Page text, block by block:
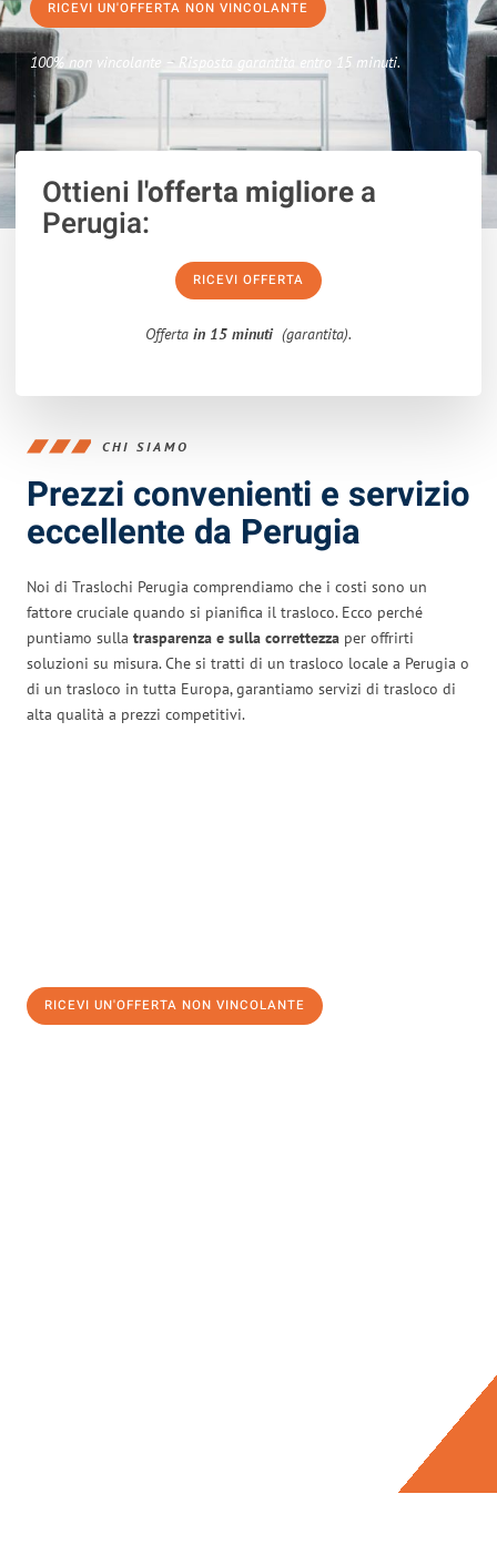
RICEVI UN'OFFERTA NON VINCOLANTE
100% non vincolante – Risposta garantita entro 15 minuti.
Ottieni l'offerta migliorea
Perugia:
RICEVI OFFERTA
Offerta in 15 minuti (garantita).
CHI SIAMO
Prezzi convenienti e servizio
eccellente da Perugia
Noi di Traslochi Perugia comprendiamo che i costi sono un
fattore cruciale quando si pianifica il trasloco. Ecco perché
puntiamo sulla trasparenza e sulla correttezza per offrirti
soluzioni su misura. Che si tratti di un trasloco locale a Perugia o
di un trasloco in tutta Europa, garantiamo servizi di trasloco di
alta qualità a prezzi competitivi.
RICEVI UN'OFFERTA NON VINCOLANTE